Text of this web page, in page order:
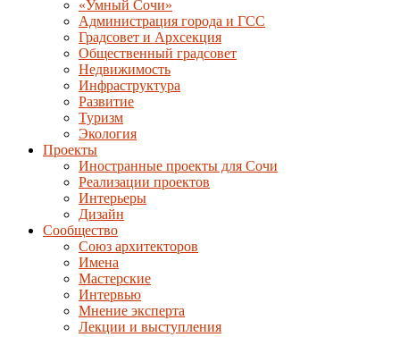
«Умный Сочи»
Администрация города и ГСС
Градсовет и Архсекция
Общественный градсовет
Недвижимость
Инфраструктура
Развитие
Туризм
Экология
Проекты
Иностранные проекты для Сочи
Реализации проектов
Интерьеры
Дизайн
Сообщество
Союз архитекторов
Имена
Мастерские
Интервью
Мнение эксперта
Лекции и выступления